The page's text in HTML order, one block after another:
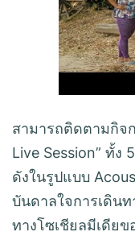
สามารถติดตามกิจ
Live Session” ทั้ง
ดังในรูปแบบ
บันดาลใจการเดินท
ทางโซเชียลมีเดีย